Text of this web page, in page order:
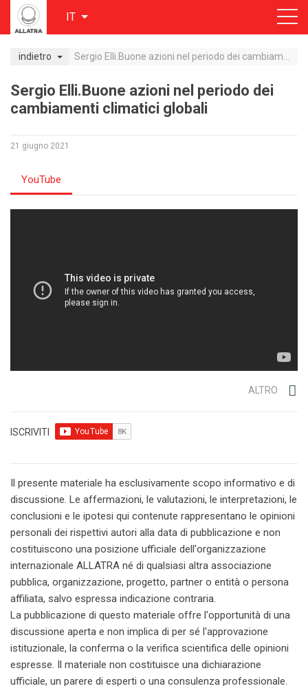
IT
indietro
Sergio Elli.Buone azioni nel periodo dei
cambiamenti climatici globali
21 giugno 2021
YouTube
ALTRO
ISCRIVITI
Il presente materiale ha esclusivamente scopo informativo e di
discussione. Le affermazioni, le valutazioni, le interpretazioni, le
conclusioni e le ipotesi qui contenute rappresentano le opinioni
personali dei rispettivi autori alla data di pubblicazione e non
costituiscono una posizione ufficiale dell'organizzazione
internazionale ALLATRA né di qualsiasi altra associazione
pubblica, organizzazione, progetto, partner o entità o persona
affiliata, salvo espressa indicazione contraria.
La pubblicazione di questo materiale offre l'opportunità di una
discussione aperta e non implica di per sé l'approvazione
istituzionale, la conferma o la verifica scientifica delle opinioni
espresse. Il materiale non costituisce una dichiarazione
ufficiale, un parere di esperti o una consulenza professionale.